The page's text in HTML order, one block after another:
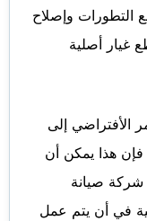
التطورات وإصلاح
غيار أصلية
الأفتراضي إلى
هذا يمكن أن
شركة صيانة
في أن يتم عمل